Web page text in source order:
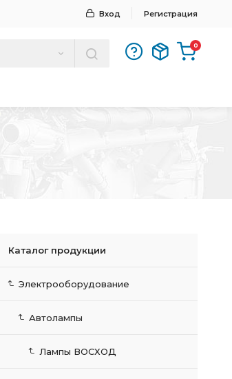
Вход Регистрация
0
Каталог продукции
Электрооборудование
Автолампы
Лампы ВОСХОД